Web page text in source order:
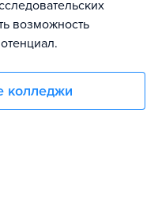
возможность
колледжи